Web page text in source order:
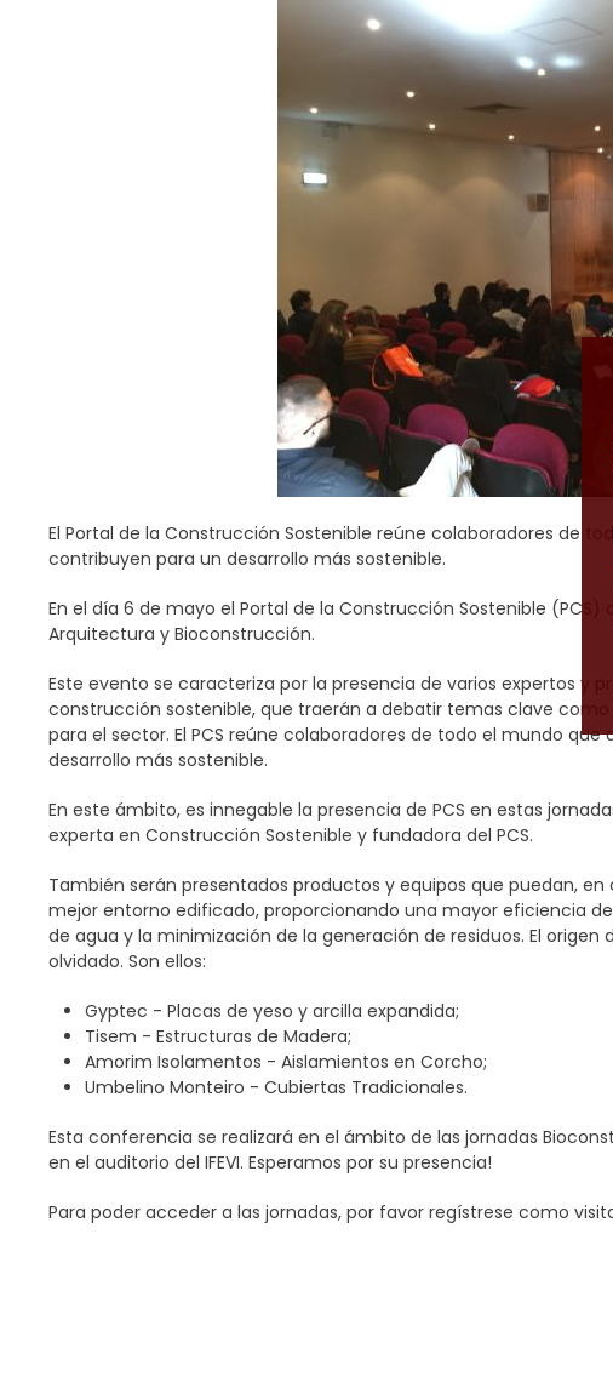
El Portal de la Construcción Sostenible reúne colaboradores de
contribuyen para un desarrollo más sostenible.
En el día 6 de mayo el Portal de la Construcción Sostenible
Arquitectura y Bioconstrucción.
Este evento se caracteriza por la presencia de varios expertos y
construcción sostenible, que traerán a debatir temas clave
para el sector. El PCS reúne colaboradores de todo el mundo
desarrollo más sostenible.
En este ámbito, es innegable la presencia de PCS en estas
experta en Construcción Sostenible y fundadora del PCS.
También serán presentados productos y equipos que puedan,
mejor entorno edificado, proporcionando una mayor eficiencia
de agua y la minimización de la generación de residuos. El
olvidado. Son ellos:
Gyptec - Placas de yeso y arcilla expandida;
Tisem - Estructuras de Madera;
Amorim Isolamentos - Aislamientos en Corcho;
Umbelino Monteiro - Cubiertas Tradicionales.
Esta conferencia se realizará en el ámbito de las jornadas
en el auditorio del IFEVI. Esperamos por su presencia!
Para poder acceder a las jornadas, por favor regístrese como